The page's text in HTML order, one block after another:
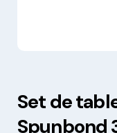
Set de
Spunbond